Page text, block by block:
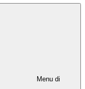
Menu di